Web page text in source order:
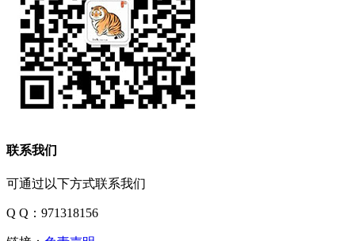
联系我们
可通过以下方式联系我们
Q Q：971318156